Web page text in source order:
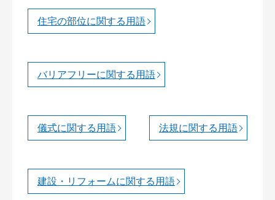
住宅の部位に関する用語
バリアフリーに関する用語
儀式に関する用語 法規に関する用語
建設・リフォームに関する用語